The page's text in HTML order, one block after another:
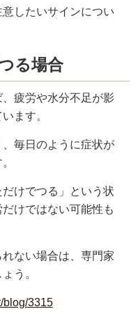
したいサインについ
る場合
疲労や水分不足が影
ます。
毎日のように症状が
だけでつる」という状
けではない可能性も
ない場合は、専門家
う。
blog/3315